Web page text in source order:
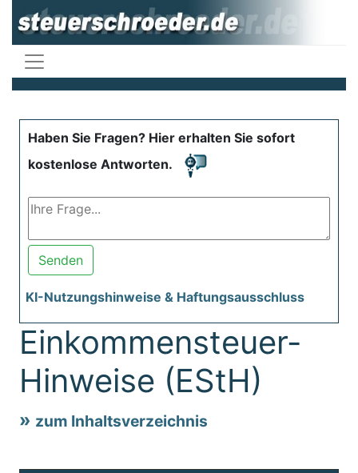
Haben Sie Fragen? Hier erhalten Sie sofort
kostenlose Antworten.
Senden
KI-Nutzungshinweise & Haftungsausschluss
Einkommensteuer-
Hinweise (EStH)
zum Inhaltsverzeichnis